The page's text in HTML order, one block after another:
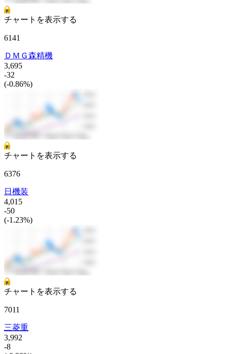
チャートを表示する
6141
ＤＭＧ森精機
3,695
-32
(-0.86%)
チャートを表示する
6376
日機装
4,015
-50
(-1.23%)
チャートを表示する
7011
三菱重
3,992
-8